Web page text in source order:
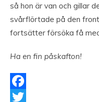
så hon är van och gillar
svårflörtade på den
fortsätter försöka få
Ha en fin påskafton!
Facebook